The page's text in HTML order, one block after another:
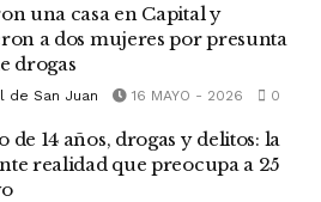
una casa en Capital y
a dos mujeres por presunta
drogas
de San Juan 16 MAYO - 2026 0
de 14 años, drogas y delitos: la
realidad que preocupa a 25